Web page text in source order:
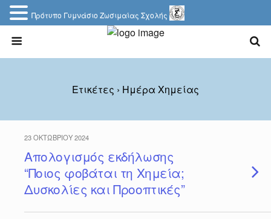
Ετικέτες › Ημέρα Χημείας
23 ΟΚΤΩΒΡΊΟΥ 2024
Απολογισμός εκδήλωσης
“Ποιος φοβάται τη Χημεία;
Δυσκολίες και Προοπτικές”
Πρότυπο Γυμνάσιο Ζωσιμαίας Σχολής